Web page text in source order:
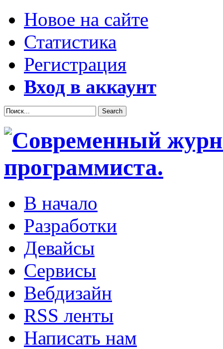
Новое на сайте
Статистика
Регистрация
Вход в аккаунт
В начало
Разработки
Девайсы
Сервисы
Вебдизайн
RSS ленты
Написать нам